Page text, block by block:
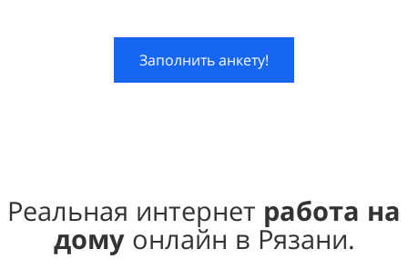
Заполнить анкету!
Реальная интернет работа на
домуонлайн в Рязани.